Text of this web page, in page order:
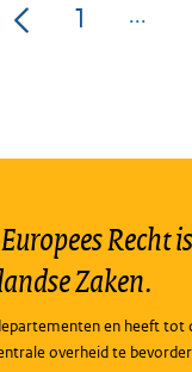
Pagina
1
Recht
Zaken.
en heeft
overheid te